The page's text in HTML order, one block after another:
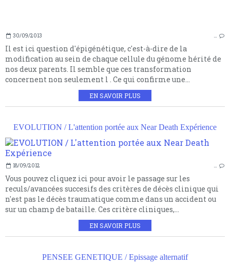
30/09/2013 …
Il est ici question d'épigénétique, c'est-à-dire de la
modification au sein de chaque cellule du génome hérité de
nos deux parents. Il semble que ces transformation
concernent non seulement l . Ce qui confirme une...
EN SAVOIR PLUS
EVOLUTION / L'attention portée aux Near Death Expérience
18/09/2012 …
Vous pouvez cliquez ici pour avoir le passage sur les
reculs/avancées succesifs des critères de décès clinique qui
n'est pas le décès traumatique comme dans un accident ou
sur un champ de bataille. Ces critère cliniques,...
EN SAVOIR PLUS
PENSEE GENETIQUE / Epissage alternatif